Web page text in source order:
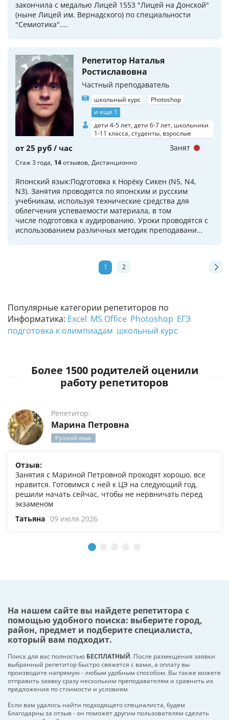
Популярные категории репетиторов по
Информатика: Excel MS Office Photoshop ЕГЭ
подготовка к олимпиадам школьный курс
закончила с медалью Лицей 1553 "Лицей на Донской"
(ныне Лицей им. Вернадского) по специальности
"Семиотика"....
Репетитор Наталья
Ростиславовна
Частный преподаватель
школьный курс
Photoshop
и еще 1
дети 4-5 лет, дети 6-7 лет, школьники
1-11 класса, студенты, взрослые
от 25 руб / час
Стаж 3 года 14отзывов Дистанционно
Японский язык:Подготовка к Норёку Сикен (N5, N4,
N3). Занятия проводятся по японским и русским
учебникам, используя технические средства для
облегчения успеваемости материала, в том
числе подготовка к аудированию. Уроки проводятся с
использованием различных методик преподавани...
Занят
1 2
Более 1500 родителей оценили
работу репетиторов
Репетитор:
Марина Петровна
Русский язык
Отзыв:
Занятия с Мариной Петровной проходят хорошо, все
нравится. Готовимся с ней к ЦЭ на следующий год,
решили начать сейчас, чтобы не нервничать перед
экзаменом
Татьяна 09 июля 2026
На нашем сайте вы найдете репетитора с
помощью удобного поиска: выберите город,
район, предмет и подберите специалиста,
который вам подходит.
Поиск для вас полностью БЕСПЛАТНЫЙ. После размещения заявки
выбранный репетитор быстро свяжется с вами, а оплату вы
производите напрямую - любым удобным способом. Вы также можете
отправить заявку сразу нескольким преподавателям и сравнить их
предложения по стоимости и условиям
Если вам удалось найти подходящего специалиста, будем
благодарны за отзыв - он поможет другим пользователям сделать